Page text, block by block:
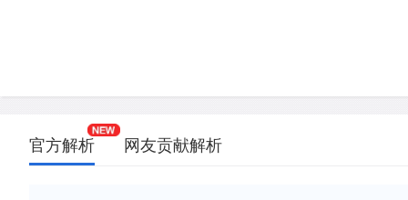
官方解析 网友贡献解析